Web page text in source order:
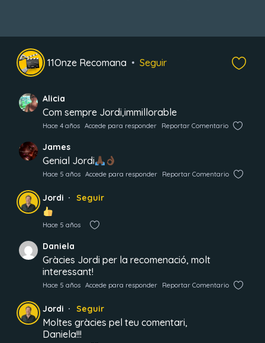
11Onze Recomana Seguir
Alicia
Com sempre Jordi,immillorable
Hace 4 años Accede para responder Reportar Comentario
James
Genial Jordi
Hace 5 años Accede para responder Reportar Comentario
Jordi Seguir
Hace 5 años
Daniela
Gràcies Jordi per la recomenació, molt
interessant!
Hace 5 años Accede para responder Reportar Comentario
Jordi Seguir
Moltes gràcies pel teu comentari,
Daniela!!!